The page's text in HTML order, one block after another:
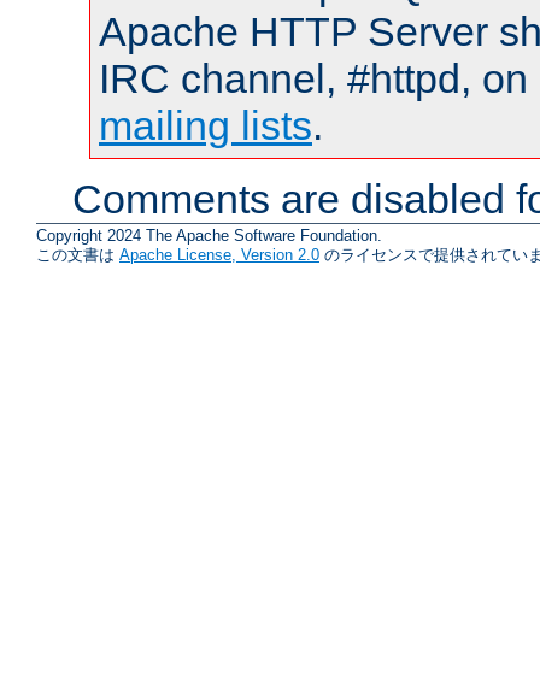
Apache HTTP Server
IRC channel, #httpd,
mailing lists.
Comments are disabled
Copyright 2024 The Apache Software Foundation.
この文書は Apache License, Version 2.0 のライセンスで提供されてい